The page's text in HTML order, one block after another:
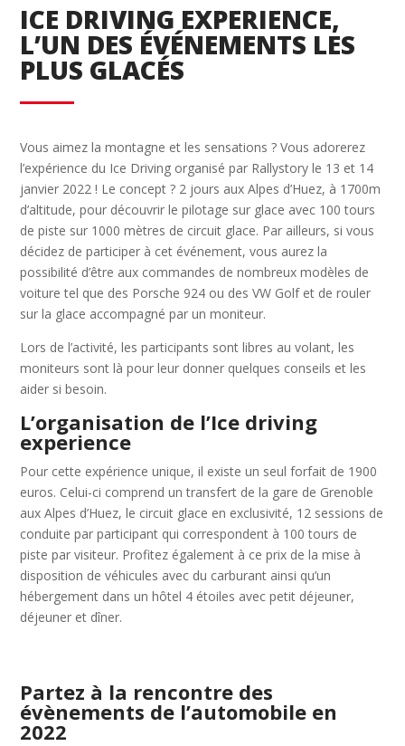
ICE DRIVING EXPERIENCE,
L’UN DES ÉVÉNEMENTS LES
PLUS GLACÉS
Vous aimez la montagne et les sensations ? Vous adorerez
l’expérience du Ice Driving organisé par Rallystory le 13 et 14
janvier 2022 ! Le concept ? 2 jours aux Alpes d’Huez, à 1700m
d’altitude, pour découvrir le pilotage sur glace avec 100 tours
de piste sur 1000 mètres de circuit glace. Par ailleurs, si vous
décidez de participer à cet événement, vous aurez la
possibilité d’être aux commandes de nombreux modèles de
voiture tel que des Porsche 924 ou des VW Golf et de rouler
sur la glace accompagné par un moniteur.
Lors de l’activité, les participants sont libres au volant, les
moniteurs sont là pour leur donner quelques conseils et les
aider si besoin.
L’organisation de l’Ice driving
experience
Pour cette expérience unique, il existe un seul forfait de 1900
euros. Celui-ci comprend un transfert de la gare de Grenoble
aux Alpes d’Huez, le circuit glace en exclusivité, 12 sessions de
conduite par participant qui correspondent à 100 tours de
piste par visiteur. Profitez également à ce prix de la mise à
disposition de véhicules avec du carburant ainsi qu’un
hébergement dans un hôtel 4 étoiles avec petit déjeuner,
déjeuner et dîner.
Partez à la rencontre des
évènements de l’automobile en
2022